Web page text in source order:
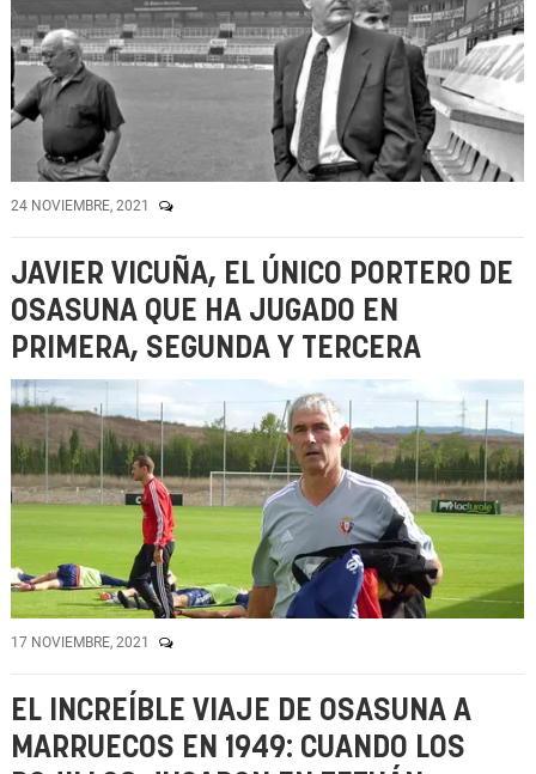
24 NOVIEMBRE, 2021
JAVIER VICUÑA, EL ÚNICO PORTERO DE
OSASUNA QUE HA JUGADO EN
PRIMERA, SEGUNDA Y TERCERA
17 NOVIEMBRE, 2021
EL INCREÍBLE VIAJE DE OSASUNA A
MARRUECOS EN 1949: CUANDO LOS